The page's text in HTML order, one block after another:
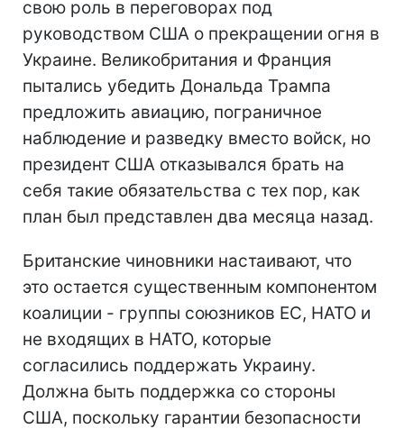
свою роль в переговорах под
руководством США о прекращении огня в
Украине. Великобритания и Франция
пытались убедить Дональда Трампа
предложить авиацию, пограничное
наблюдение и разведку вместо войск, но
президент США отказывался брать на
себя такие обязательства с тех пор, как
план был представлен два месяца назад.
Британские чиновники настаивают, что
это остается существенным компонентом
коалиции - группы союзников ЕС, НАТО и
не входящих в НАТО, которые
согласились поддержать Украину.
Должна быть поддержка со стороны
США, поскольку гарантии безопасности